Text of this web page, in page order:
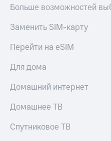
Больше возможностей
Заменить SIM-карту
Перейти на eSIM
Для дома
Домашний интернет
Домашнее ТВ
Спутниковое ТВ